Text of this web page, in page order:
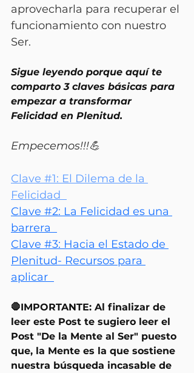
aprovecharla para recuperar el
funcionamiento con nuestro
Ser.
Sigue leyendo porque aquí te
comparto 3 claves básicas para
empezar a transformar
Felicidad en Plenitud.
Empecemos!!!💪
Clave #1: El Dilema de la
Felicidad
Clave #2: La Felicidad es una
barrera
Clave #3: Hacia el Estado de
Plenitud- Recursos para
aplicar
🛑IMPORTANTE: Al finalizar de
leer este Post te sugiero leer el
Post "De la Mente al Ser" puesto
que, la Mente es la que sostiene
nuestra búsqueda incasable de